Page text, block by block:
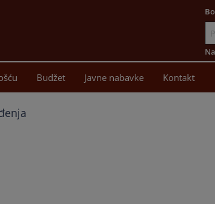
Budžet Javne nabavke Kontakt